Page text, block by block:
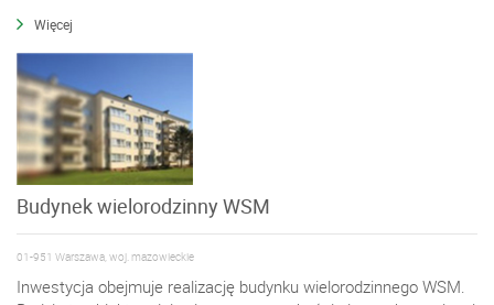
Więcej
Budynek wielorodzinny WSM
01-951 Warszawa, woj. mazowieckie
Inwestycja obejmuje realizację budynku wielorodzinnego WSM.